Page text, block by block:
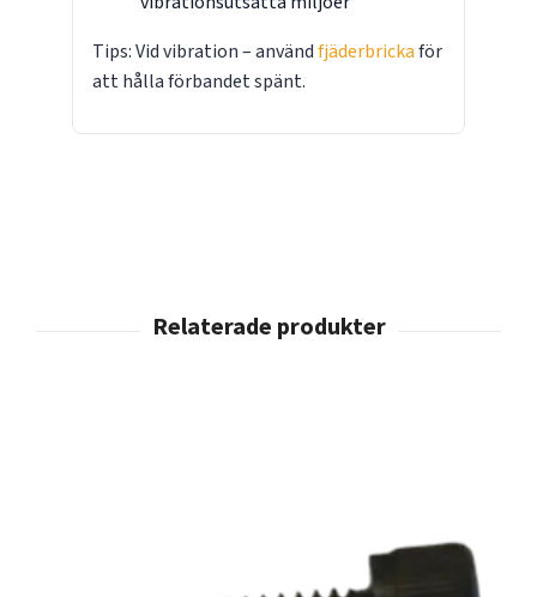
Tips: Vid vibration – användfjäderbrickaför
att hålla förbandet spänt.